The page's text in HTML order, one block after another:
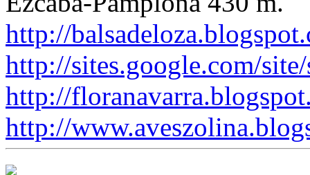
http://
http://sites.google.com/
http://
http://